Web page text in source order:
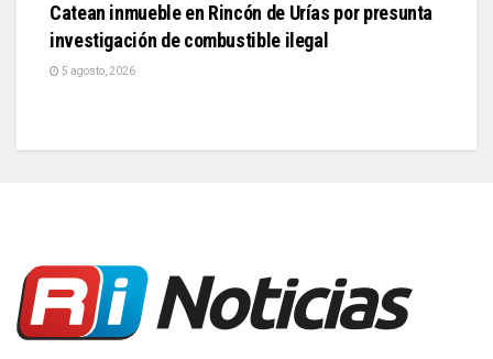
Catean inmueble en Rincón de Urías por presunta
investigación de combustible ilegal
5 agosto, 2026